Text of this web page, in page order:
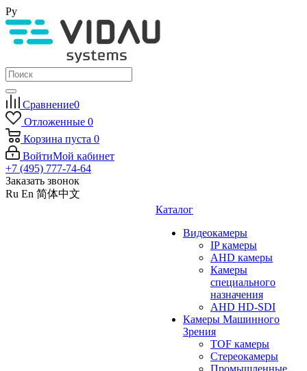
Ру
Сравнение0
Отложенные 0
Корзина пуста 0
ВойтиМой кабинет
+7 (495) 777-74-64
Заказать звонок
Ru En 简体中文
Каталог
Видеокамеры
IP камеры
AHD камеры
Камеры
специального
назначения
AHD HD-SDI
Камеры Машинного
Зрения
TOF камеры
Стереокамеры
Промышленные